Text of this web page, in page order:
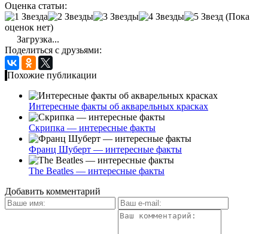
Оценка статьи:
(Пока
оценок нет)
Загрузка...
Поделиться с друзьями:
Похожие публикации
Интересные факты об акварельных красках
Скрипка — интересные факты
Франц Шуберт — интересные факты
The Beatles — интересные факты
Добавить комментарий